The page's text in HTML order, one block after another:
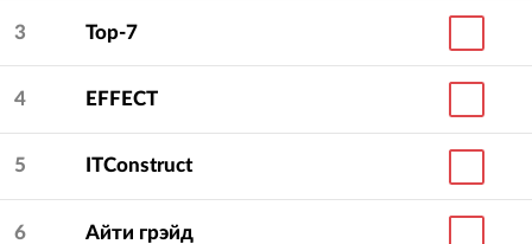
3 Top-7
4 EFFECT
5 ITConstruct
6 Айти грэйд